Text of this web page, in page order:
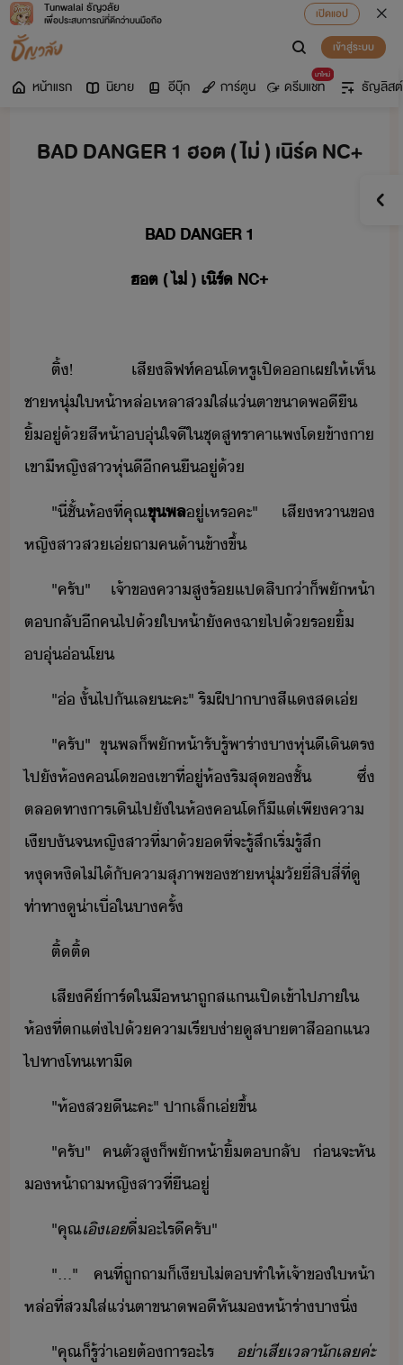
Tunwalai ธัญวลัย
เพื่อประสบการณ์ที่ดีกว่าบนมือถือ
เปิดแอป
เข้าสู่ระบบ
หน้าแรก นิยาย อีบุ๊ก การ์ตูน
มาใหม่
ดรีมแชท ธัญลิสต์
BAD DANGER 1 ฮอต ( ไม่ ) เนิร์ด NC+
BAD​ ​DANGER​ ​1​
ฮต​ ​(​ ​ไ่​ ​)​ ​เิร​์​ ​NC+
ติ้​!​ ​เสี​ลิฟท์​คโ​หรู​เปิ​​เผ​ให้​เห็​
ชาหุ่​ให้า​หล่เหลา​สใส่​แ่ตา​ขา​พี​ื​
ิ้ู่​้​สีห้า​ุ่ใจ​ี​ใ​ชุ​สูท​ราคาแพ​โ​ข้า​า​
เขา​ี​หญิสา​หุ่ี​ี​ค​ื​ู่​้
"​ี่​ชั้​ห้​ที่​คุณขุพลู่​เหร​คะ​"​ ​เสีหา​ข​
หญิสา​ส​เ่​ถา​ค​้า​ข้าขึ้
"​ครั​"​ ​เจ้าข​คาสู​ร้แป​สิ​่า​็​พัห้า​
ตลั​ี​ค​ไป​้​ให้า​ัค​ฉา​ไป​้​ริ้​
ุ่​่โ
"​่​ ​ั้​ไป​ั​เล​ะคะ​"​ ​ริฝีปา​า​สีแ​ส​เ่
"​ครั​"​ ​ขุพล​็​พัห้า​รัรู้​พาร​่า​า​หุ่ี​เิ​ตร​
ไป​ั​ห้​คโ​ข​เขา​ที่ู่​ห้​ริ​สุ​ข​ชั้​ ​ซึ่​
ตลทา​าร​เิ​ไป​ั​ใ​ห้​คโ​็​ี​แต่เพี​คา​
เีั​จ​หญิสา​ที่า​้​​ที่จะ​รู้สึ​เริ่​รู้สึ​
หุหิ​ไ่ไ้​ั​คาสุภาพ​ข​ชาหุ่​ั​ี่สิ​สี่​ที่​ู
ท่าทา​ู​่าเื่​ใ​าครั้​
ติ​้​ติ​้
เสี​คี์​าร์​ใ​ื​หา​ถู​สแ​เปิ​เข้าไป​ภาใ​
ห้​ที่​ตแต่​ไป​้​คาเรี่า​ู​สา​ตาสี​​แ​
ไป​ทาโท​เทา​ื
"​ห้​สี​ะคะ​"​ ​ปา​เล็​เ่​ขึ้
"​ครั​"​ ​ค​ตั​สู​็​พัห้า​ิ้​ตลั​ ​่​จะ​หั​
ห้า​ถา​หญิสา​ที่​ื​ู่
"​คุณเิ​เื่​ะไร​ี​ครั​"​
"​...​"​ ​คที​่​ถู​ถา​็​เี​ไ่​ต​ทำให้​เจ้าข​ให้า​
หล่​ที่​สใส่​แ่ตา​ขา​พี​หั​ห้า​ร่า​า​ิ่
"​คุณ​็​รู้​่า​เ​ต้าร​ะไร​ ่า​เสีเลา​ั​เล​ค่ะ​